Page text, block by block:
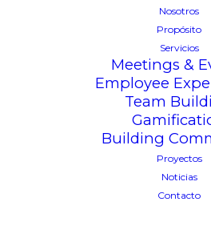
Nosotros
Propósito
Servicios
Meetings &
Employee
Team
Building
Proyectos
Noticias
Contacto